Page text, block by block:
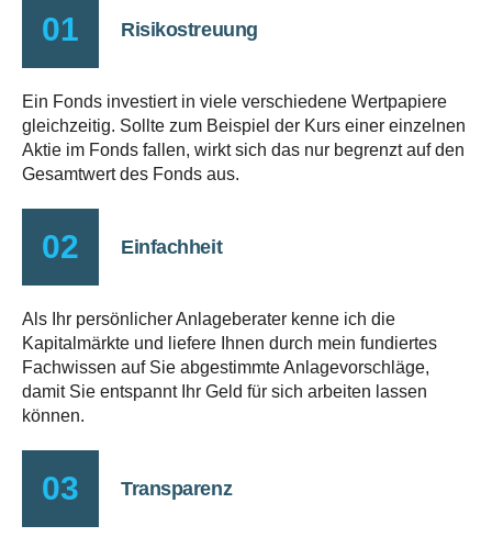
01 Risikostreuung
Ein Fonds investiert in viele verschiedene Wertpapiere
gleichzeitig. Sollte zum Beispiel der Kurs einer einzelnen
Aktie im Fonds fallen, wirkt sich das nur begrenzt auf den
Gesamtwert des Fonds aus.
02 Einfachheit
Als Ihr persönlicher Anlageberater kenne ich die
Kapitalmärkte und liefere Ihnen durch mein fundiertes
Fachwissen auf Sie abgestimmte Anlagevorschläge,
damit Sie entspannt Ihr Geld für sich arbeiten lassen
können.
03 Transparenz